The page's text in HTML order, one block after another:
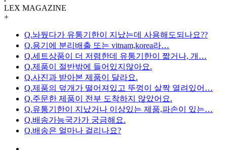
LEX MAGAZINE
+
Q.놔뒀다가 유통기한이 지났는데 사용해도되나요??
Q.용기에 분리배출 또는 vitnam,korea라…
Q.세트상품이 더 저렴한데 유통기한이 짧거나, 개…
Q.제품이 절반밖에 들어있지않아요.
Q.사진과 받아본 제품이 달라요.
Q.제품의 덮개가 떨어져있고 뚜껑이 살짝 열려있어…
Q.주문한 제품이 전부 도착하지 않았어요.
Q.유통기한이 지났거나 이상있는 제품,파손이 있는…
Q.배송가능국가가 궁금해요.
Q.배송은 얼마나 걸리나요?